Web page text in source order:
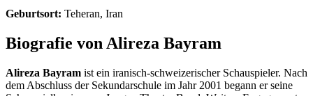
Geburtsort: Teheran, Iran
Biografie von Alireza Bayram
Alireza Bayram ist ein iranisch-schweizerischer Schauspieler. Nach
dem Abschluss der Sekundarschule im Jahr 2001 begann er seine